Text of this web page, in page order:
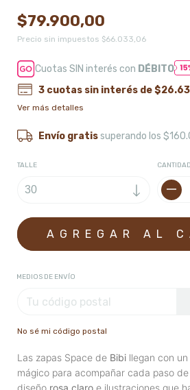
$79.900,00
Precio sin impuestos $66.033,06
Cuotas SIN interés con DÉBITO
3 cuotas sin interés de
Ver más detalles
Envío gratissuperando los
TALLE CANTIDAD
MEDIOS DE ENVÍO
No sé mi código postal
Las zapas Space de Bibi llegan con
mágico para acompañar cada paso
diseño rosa claro e ilustraciones que